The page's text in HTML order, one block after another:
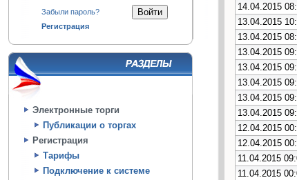
Забыли пароль?
Регистрация
Электронные торги
Публикации о торгах
Регистрация
Тарифы
Подключение к системе
14.04.2015
13.04.2015
13.04.2015
13.04.2015
13.04.2015
13.04.2015
13.04.2015
13.04.2015
12.04.2015
12.04.2015
11.04.2015
11.04.2015